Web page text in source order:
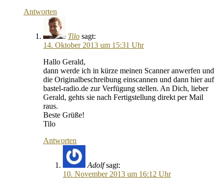
Antworten
Tilo sagt:
14. Oktober 2013 um 15:31 Uhr
Hallo Gerald,
dann werde ich in kürze meinen Scanner anwerfen und
die Originalbeschreibung einscannen und dann hier auf
bastel-radio.de zur Verfügung stellen. An Dich, lieber
Gerald, gehts sie nach Fertigstellung direkt per Mail
raus.
Beste Grüße!
Tilo
Antworten
Adolf sagt:
10. November 2013 um 16:12 Uhr